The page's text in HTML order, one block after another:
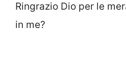
Ringrazio Dio per le
in me?